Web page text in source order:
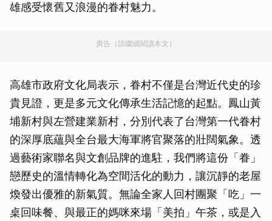
雄感受懷舊又浪漫的眷村魅力。
廣告（請繼續閱讀本文）
高雄市政府文化局表示，眷村不僅是台灣近代史的珍
貴見證，更是多元文化傳承生活記憶的起點。鳳山黃
埔新村與左營建業新村，分別代表了台灣第一代眷村
的深厚底蘊與全台最大海軍將官聚落的壯闊氣象。透
過藝術家聯名與文創品牌的進駐，我們將這份「眷」
戀歷史的溫情轉化為空間活化的動力，讓沉靜的老屋
煥發出優雅的新氣質。無論全家人回村團聚「吃」一
桌回味餐、與最正的媽咪來場「美拍」午茶，或是入